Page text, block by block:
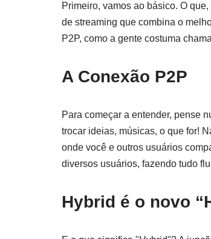
Primeiro, vamos ao básico. O
de streaming que combina o
P2P, como a gente costuma
A Conexão P2P
Para começar a entender, pense
trocar ideias, músicas, o que for!
onde você e outros usuários
diversos usuários, fazendo tudo
Hybrid é o novo